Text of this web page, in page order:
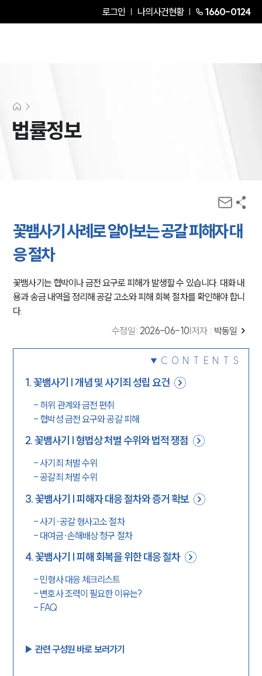
로그인 나의사건현황 1660-0124
법률정보
꽃뱀사기 사례로 알아보는 공갈 피해자 대
응 절차
꽃뱀사기는 협박이나 금전 요구로 피해가 발생할 수 있습니다. 대화 내
용과 송금 내역을 정리해 공갈 고소와 피해 회복 절차를 확인해야 합니
다.
수정일: 2026-06-10 저자 : 박동일
CONTENTS
1.꽃뱀사기 | 개념 및 사기죄 성립 요건
- 허위 관계와 금전 편취
- 협박성 금전 요구와 공갈 피해
2.꽃뱀사기 | 형법상 처벌 수위와 법적 쟁점
-사기죄 처벌 수위
-공갈죄 처벌 수위
3.꽃뱀사기 | 피해자 대응 절차와 증거 확보
-사기·공갈 형사고소 절차
- 대여금·손해배상 청구 절차
4.꽃뱀사기 | 피해 회복을 위한 대응 절차
- 민형사 대응 체크리스트
- 변호사 조력이 필요한 이유는?
- FAQ
▶︎ 관련 구성원 바로 보러가기